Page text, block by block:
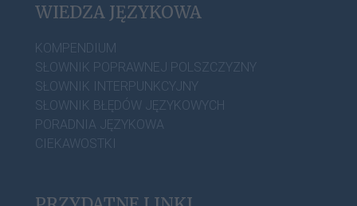
WIEDZA JĘZYKOWA
KOMPENDIUM
SŁOWNIK POPRAWNEJ POLSZCZYZNY
SŁOWNIK INTERPUNKCYJNY
SŁOWNIK BŁĘDÓW JĘZYKOWYCH
PORADNIA JĘZYKOWA
CIEKAWOSTKI